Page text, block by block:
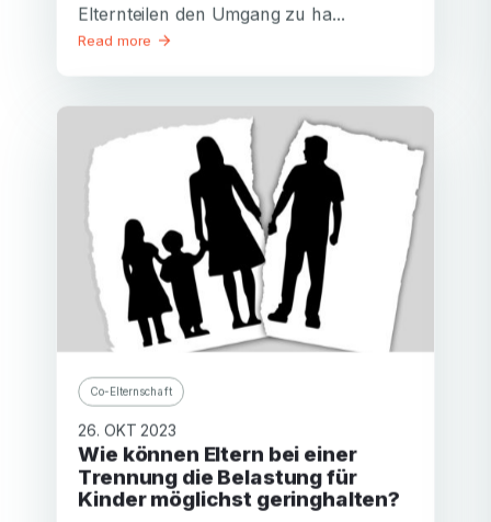
Elternteilen den Umgang zu ha...
Read more
Co-Elternschaft
26. OKT 2023
Wie können Eltern bei einer
Trennung die Belastung für
Kinder möglichst geringhalten?